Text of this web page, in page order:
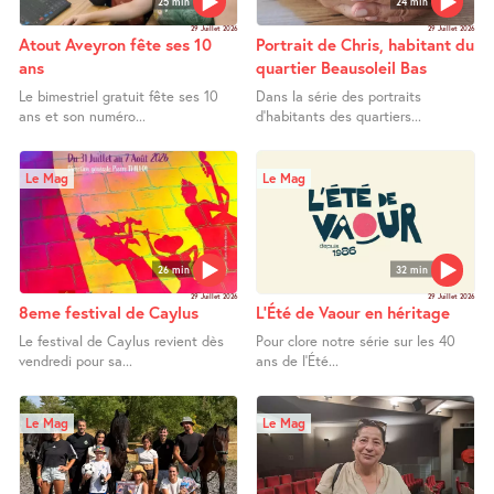
29 Juillet 2026
Atout Aveyron fête ses 10
ans
Le bimestriel gratuit fête ses 10
ans et son numéro...
29 Juillet 2026
Portrait de Chris, habitant du
quartier Beausoleil Bas
Dans la série des portraits
d’habitants des quartiers...
26 min
Le Mag
29 Juillet 2026
8eme festival de Caylus
Le festival de Caylus revient dès
vendredi pour sa...
32 min
Le Mag
29 Juillet 2026
L’Été de Vaour en héritage
Pour clore notre série sur les 40
ans de l’Été...
Le Mag Le Mag